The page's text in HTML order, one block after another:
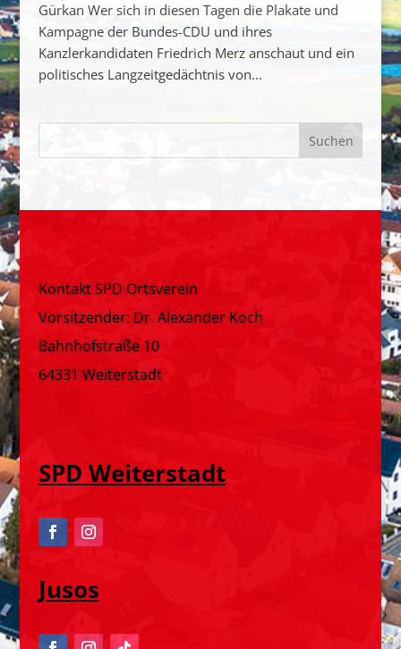
Gürkan Wer sich in diesen Tagen die Plakate und
Kampagne der Bundes-CDU und ihres
Kanzlerkandidaten Friedrich Merz anschaut und ein
politisches Langzeitgedächtnis von...
Kontakt SPD Ortsverein
Vorsitzender: Dr. Alexander Koch
Bahnhofstraße 10
64331 Weiterstadt
SPD Weiterstadt
Jusos